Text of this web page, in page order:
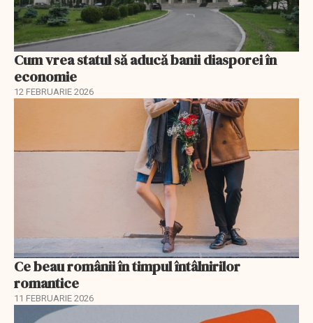
Cum vrea statul să aducă banii diasporei în
economie
12 FEBRUARIE 2026
Ce beau românii în timpul întâlnirilor
romantice
11 FEBRUARIE 2026